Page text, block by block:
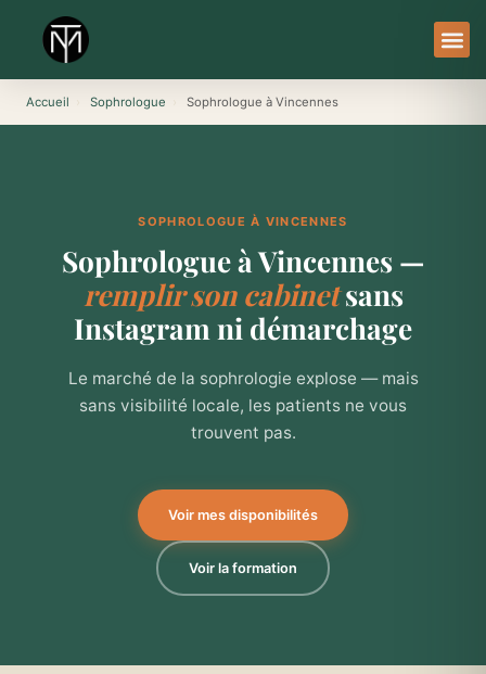
contenu
Accueil Sophrologue Sophrologue à Vincennes
SOPHROLOGUE À VINCENNES
Sophrologue à Vincennes —
remplir son cabinetsans
Instagram ni démarchage
Le marché de la sophrologie explose — mais
sans visibilité locale, les patients ne vous
trouvent pas.
Voir mes disponibilités
Voir la formation